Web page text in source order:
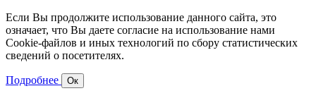
Если Вы продолжите использование данного сайта, это
означает, что Вы даете согласие на использование нами
Cookie-файлов и иных технологий по сбору статистических
сведений о посетителях.
Подробнее Ок